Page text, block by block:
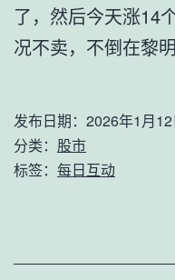
了，然后今天涨14
况不卖，不倒在黎
发布日期： 2026年1月12
分类： 股市
标签： 每日互动